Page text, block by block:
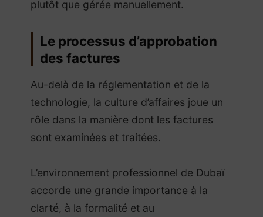
plutôt que gérée manuellement.
Le processus d’approbation
des factures
Au-delà de la réglementation et de la
technologie, la culture d’affaires joue un
rôle dans la manière dont les factures
sont examinées et traitées.
L’environnement professionnel de Dubaï
accorde une grande importance à la
clarté, à la formalité et au